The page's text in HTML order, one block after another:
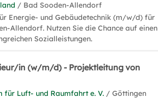
/ Bad Sooden-Allendorf
Energie- und Gebäudetechnik (m/w/d) für
Allendorf. Nutzen Sie die Chance auf einen
Sozialleistungen.
in (w/m/d) - Projektleitung von
für Luft- und Raumfahrt e. V. / Göttingen